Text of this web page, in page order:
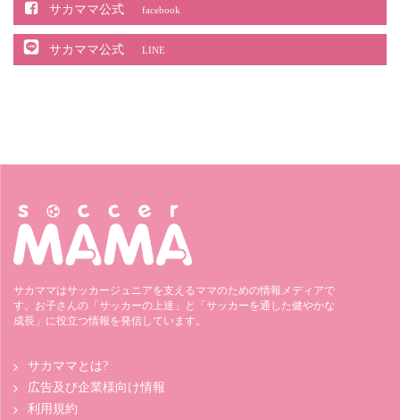
サカママ公式 facebook
サカママ公式 LINE
サカママはサッカージュニアを支えるママのための情報メディアで
す。お子さんの「サッカーの上達」と「サッカーを通した健やかな
成長」に役立つ情報を発信しています。
サカママとは?
広告及び企業様向け情報
利用規約